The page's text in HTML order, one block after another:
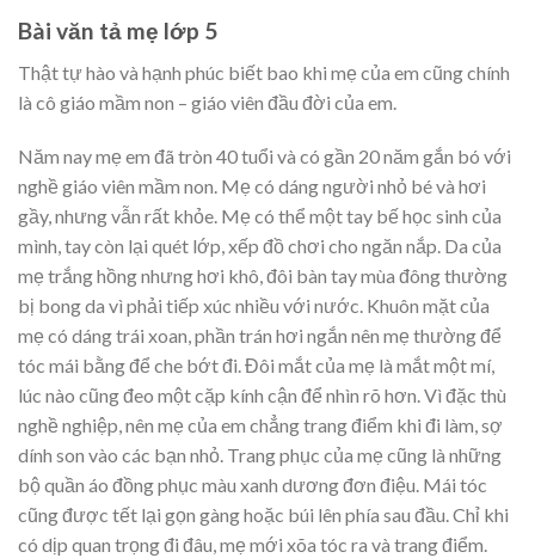
Bài văn tả mẹ lớp 5
Thật tự hào và hạnh phúc biết bao khi mẹ của em cũng chính
là cô giáo mầm non – giáo viên đầu đời của em.
Năm nay mẹ em đã tròn 40 tuổi và có gần 20 năm gắn bó với
nghề giáo viên mầm non. Mẹ có dáng người nhỏ bé và hơi
gầy, nhưng vẫn rất khỏe. Mẹ có thể một tay bế học sinh của
mình, tay còn lại quét lớp, xếp đồ chơi cho ngăn nắp. Da của
mẹ trắng hồng nhưng hơi khô, đôi bàn tay mùa đông thường
bị bong da vì phải tiếp xúc nhiều với nước. Khuôn mặt của
mẹ có dáng trái xoan, phần trán hơi ngắn nên mẹ thường để
tóc mái bằng để che bớt đi. Đôi mắt của mẹ là mắt một mí,
lúc nào cũng đeo một cặp kính cận để nhìn rõ hơn. Vì đặc thù
nghề nghiệp, nên mẹ của em chẳng trang điểm khi đi làm, sợ
dính son vào các bạn nhỏ. Trang phục của mẹ cũng là những
bộ quần áo đồng phục màu xanh dương đơn điệu. Mái tóc
cũng được tết lại gọn gàng hoặc búi lên phía sau đầu. Chỉ khi
có dịp quan trọng đi đâu, mẹ mới xõa tóc ra và trang điểm.